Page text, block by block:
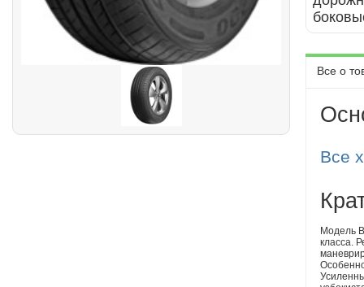
Все о
Все
Модель
класса.